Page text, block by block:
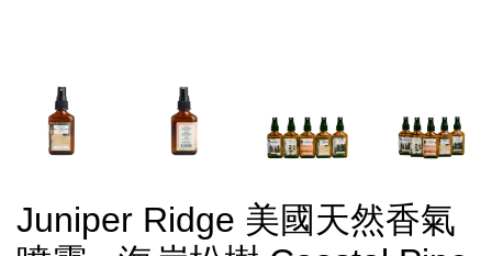
Juniper Ridge 美國天然香氣